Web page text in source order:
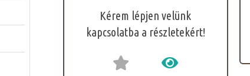
Kérem lépjen velünk
kapcsolatba a részletekért!